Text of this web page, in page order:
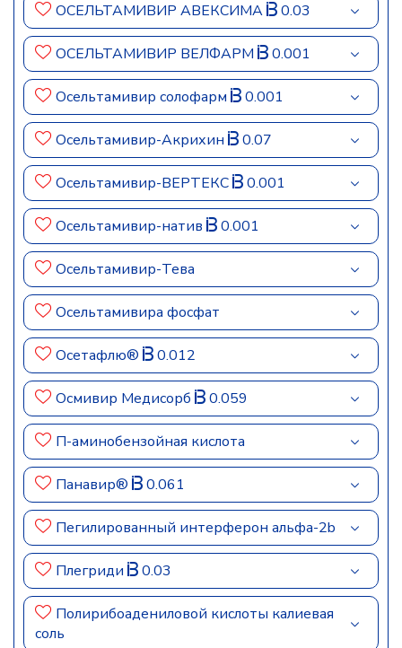
ОСЕЛЬТАМИВИР АВЕКСИМА 0.03
ОСЕЛЬТАМИВИР ВЕЛФАРМ 0.001
Осельтамивир солофарм 0.001
Осельтамивир-Акрихин 0.07
Осельтамивир-ВЕРТЕКС 0.001
Осельтамивир-натив 0.001
Осельтамивир-Тева
Осельтамивира фосфат
Осетафлю® 0.012
Осмивир Медисорб 0.059
П-аминобензойная кислота
Панавир® 0.061
Пегилированный интерферон альфа-2b
Плегриди 0.03
Полирибоадениловой кислоты калиевая
соль